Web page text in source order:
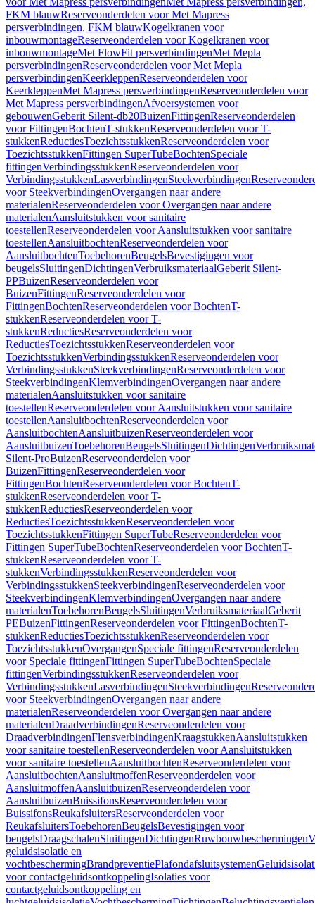
FKM blauwReserveonderdelen voor Met Mapress
persverbindingen, FKM blauwKogelkranen voor
inbouwmontageReserveonderdelen voor Kogelkranen voor
inbouwmontageMet FlowFit persverbindingenMet Mepla
persverbindingenReserveonderdelen voor Met Mepla
persverbindingenKeerkleppenReserveonderdelen voor
KeerkleppenMet Mapress persverbindingenReserveonderdelen voor
Met Mapress persverbindingenAfvoersystemen voor
gebouwenGeberit Silent-db20BuizenFittingenReserveonderdelen
voor FittingenBochtenT-stukkenReserveonderdelen voor T-
stukkenReductiesToezichtsstukkenReserveonderdelen voor
ToezichtsstukkenFittingen SuperTubeBochtenSpeciale
fittingenVerbindingsstukkenReserveonderdelen voor
VerbindingsstukkenLasverbindingenSteekverbindingen
voor SteekverbindingenOvergangen naar andere
materialenReserveonderdelen voor Overgangen naar andere
materialenAansluitstukken voor sanitaire
toestellenReserveonderdelen voor Aansluitstukken voor sanitaire
toestellenAansluitbochtenReserveonderdelen voor
AansluitbochtenToebehorenBeugelsBevestigingen voor
beugelsSluitingenDichtingenVerbruiksmateriaalGeberit Silent-
PPBuizenReserveonderdelen voor
BuizenFittingenReserveonderdelen voor
FittingenBochtenReserveonderdelen voor BochtenT-
stukkenReserveonderdelen voor T-
stukkenReductiesReserveonderdelen voor
ReductiesToezichtsstukkenReserveonderdelen voor
ToezichtsstukkenVerbindingsstukkenReserveonderdelen voor
VerbindingsstukkenSteekverbindingenReserveonderdelen voor
SteekverbindingenKlemverbindingenOvergangen naar andere
materialenAansluitstukken voor sanitaire
toestellenReserveonderdelen voor Aansluitstukken voor sanitaire
toestellenAansluitbochtenReserveonderdelen voor
AansluitbochtenAansluitbuizenReserveonderdelen voor
AansluitbuizenToebehorenBeugelsSluitingenDichtingen
Silent-ProBuizenReserveonderdelen voor
BuizenFittingenReserveonderdelen voor
FittingenBochtenReserveonderdelen voor BochtenT-
stukkenReserveonderdelen voor T-
stukkenReductiesReserveonderdelen voor
ReductiesToezichtsstukkenReserveonderdelen voor
ToezichtsstukkenFittingen SuperTubeReserveonderdelen voor
Fittingen SuperTubeBochtenReserveonderdelen voor BochtenT-
stukkenReserveonderdelen voor T-
stukkenVerbindingsstukkenReserveonderdelen voor
VerbindingsstukkenSteekverbindingenReserveonderdelen voor
SteekverbindingenKlemverbindingenOvergangen naar andere
materialenToebehorenBeugelsSluitingenVerbruiksmateriaalGeberit
PEBuizenFittingenReserveonderdelen voor FittingenBochtenT-
stukkenReductiesToezichtsstukkenReserveonderdelen voor
ToezichtsstukkenOvergangenSpeciale fittingenReserveonderdelen
voor Speciale fittingenFittingen SuperTubeBochtenSpeciale
fittingenVerbindingsstukkenReserveonderdelen voor
VerbindingsstukkenLasverbindingenSteekverbindingen
voor SteekverbindingenOvergangen naar andere
materialenReserveonderdelen voor Overgangen naar andere
materialenDraadverbindingenReserveonderdelen voor
DraadverbindingenFlensverbindingenKraagstukkenAansluitstukken
voor sanitaire toestellenReserveonderdelen voor Aansluitstukken
voor sanitaire toestellenAansluitbochtenReserveonderdelen voor
AansluitbochtenAansluitmoffenReserveonderdelen voor
AansluitmoffenAansluitbuizenReserveonderdelen voor
AansluitbuizenBuissifonsReserveonderdelen voor
BuissifonsReukafsluitersReserveonderdelen voor
ReukafsluitersToebehorenBeugelsBevestigingen voor
beugelsDraagschalenSluitingenDichtingenRuwbouwbeschermingen
geluidsisolatie en
vochtbeschermingBrandpreventiePlafondafsluitsystemen
voor contactgeluidsontkoppelingIsolaties voor
contactgeluidsontkoppeling en